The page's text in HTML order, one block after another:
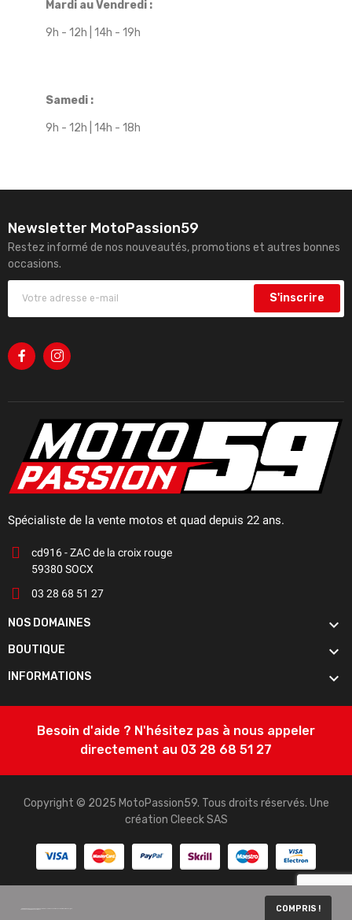
Mardi au Vendredi :
9h - 12h | 14h - 19h
Samedi :
9h - 12h | 14h - 18h
Newsletter MotoPassion59
Restez informé de nos nouveautés, promotions et autres bonnes
occasions.
S'inscrire
Spécialiste de la vente motos et quad depuis 22 ans.
cd916 - ZAC de la croix rouge
59380 SOCX
03 28 68 51 27
NOS DOMAINES 
BOUTIQUE 
INFORMATIONS 
Besoin d'aide ? N'hésitez pas à nous appeler
directement au 03 28 68 51 27
Copyright © 2025 MotoPassion59. Tous droits réservés. Une
création Cleeck SAS
COMPRIS !